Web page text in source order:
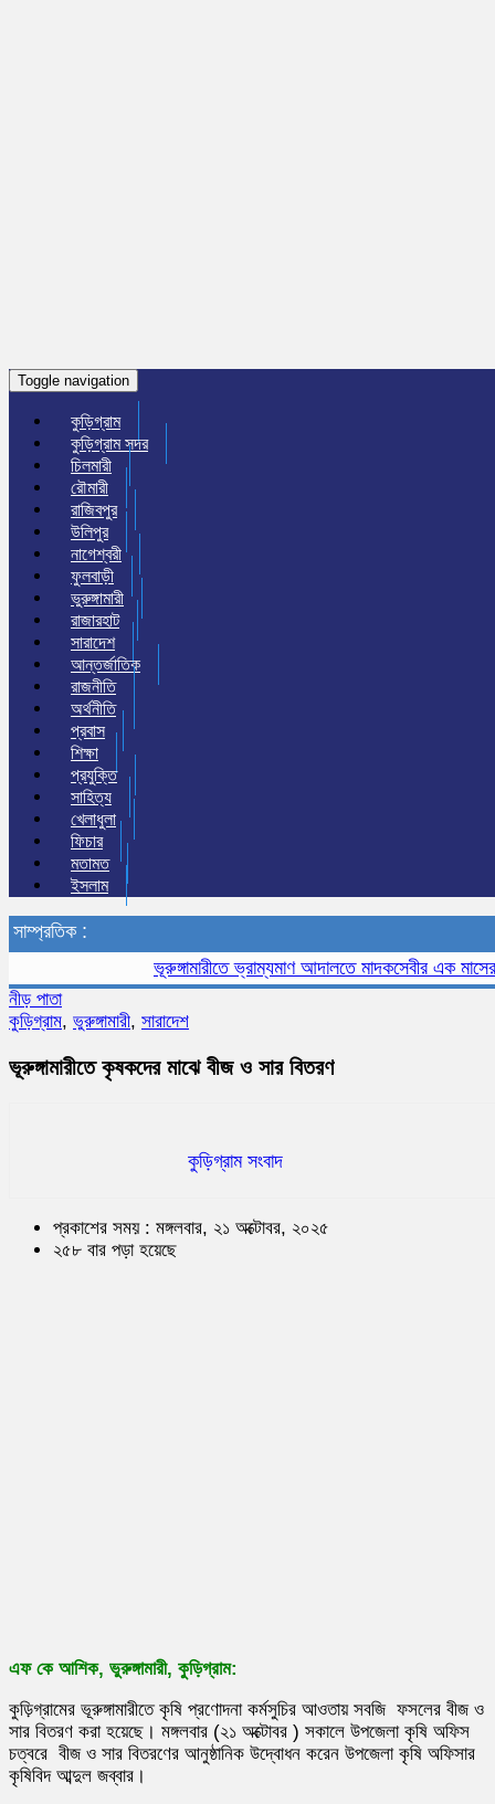
Toggle navigation
কুড়িগ্রাম
কুড়িগ্রাম সদর
চিলমারী
রৌমারী
রাজিবপুর
উলিপুর
নাগেশ্বরী
ফুলবাড়ী
ভুরুঙ্গামারী
রাজারহাট
সারাদেশ
আন্তর্জাতিক
রাজনীতি
অর্থনীতি
প্রবাস
শিক্ষা
প্রযুক্তি
সাহিত্য
খেলাধুলা
ফিচার
মতামত
ইসলাম
সাম্প্রতিক :
ভূরুঙ্গামারীতে ভ্রাম্যমাণ আদালতে মাদকসেবীর এক মাসের
নীড় পাতা
কুড়িগ্রাম, ভুরুঙ্গামারী, সারাদেশ
ভূরুঙ্গামারীতে কৃষকদের মাঝে বীজ ও সার বিতরণ
কুড়িগ্রাম সংবাদ
প্রকাশের সময় : মঙ্গলবার, ২১ অক্টোবর, ২০২৫
২৫৮ বার পড়া হয়েছে
এফ কে আশিক, ভুরুঙ্গামারী, কুড়িগ্রাম:
কুড়িগ্রামের ভূরুঙ্গামারীতে কৃষি প্রণোদনা কর্মসুচির আওতায় সবজি ফসলের বীজ ও
সার বিতরণ করা হয়েছে। মঙ্গলবার (২১ অক্টোবর ) সকালে উপজেলা কৃষি অফিস
চত্বরে বীজ ও সার বিতরণের আনুষ্ঠানিক উদ্বোধন করেন উপজেলা কৃষি অফিসার
কৃষিবিদ আব্দুল জব্বার।